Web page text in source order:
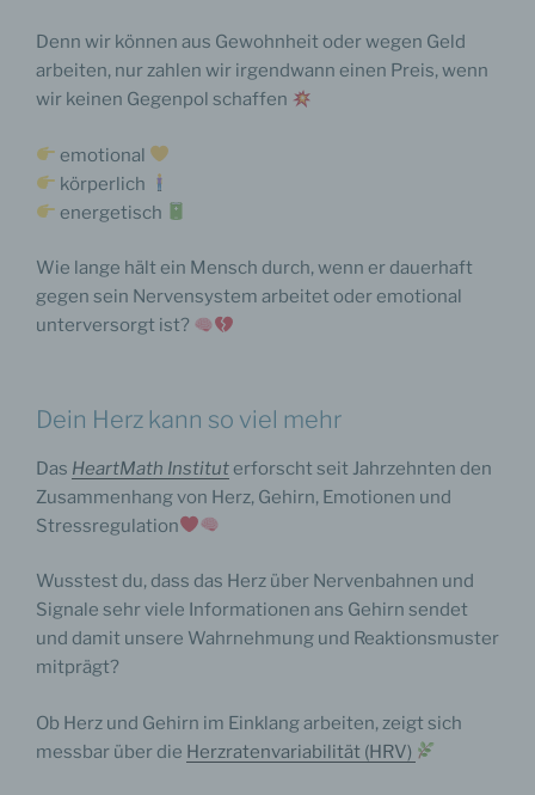
Denn wir können aus Gewohnheit oder wegen Geld
arbeiten, nur zahlen wir irgendwann einen Preis, wenn
wir keinen Gegenpol schaffen
emotional
körperlich
energetisch
Wie lange hält ein Mensch durch, wenn er dauerhaft
gegen sein Nervensystem arbeitet oder emotional
unterversorgt ist?
Dein Herz kann so viel mehr
Das HeartMath Institut erforscht seit Jahrzehnten den
Zusammenhang von Herz, Gehirn, Emotionen und
Stressregulation
Wusstest du, dass das Herz über Nervenbahnen und
Signale sehr viele Informationen ans Gehirn sendet
und damit unsere Wahrnehmung und Reaktionsmuster
mitprägt?
Ob Herz und Gehirn im Einklang arbeiten, zeigt sich
messbar über die Herzratenvariabilität (HRV)